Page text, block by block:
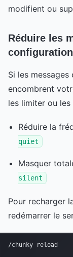
modifient ou
Réduire les
configuration
Si les
encombrent
les limiter ou les
Réduire la
quiet
Masquer
silent
Pour recharger
redémarrer le
/chunky reload